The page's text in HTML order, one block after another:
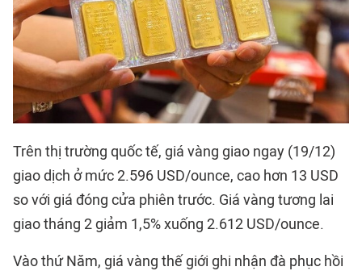
Trên thị trường quốc tế, giá vàng giao ngay (19/12)
giao dịch ở mức 2.596 USD/ounce, cao hơn 13 USD
so với giá đóng cửa phiên trước. Giá vàng tương lai
giao tháng 2 giảm 1,5% xuống 2.612 USD/ounce.
Vào thứ Năm, giá vàng thế giới ghi nhận đà phục hồi